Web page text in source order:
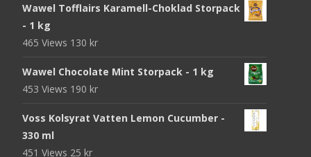
Wawel Tofflairs Karamell-Choklad Storpack
- 1 kg
465 Views 130 kr
Wawel Chocolate Mint Storpack - 1 kg
453 Views 190 kr
Voss Kolsyrat Vatten Lemon Cucumber -
330 ml
451 Views 25 kr